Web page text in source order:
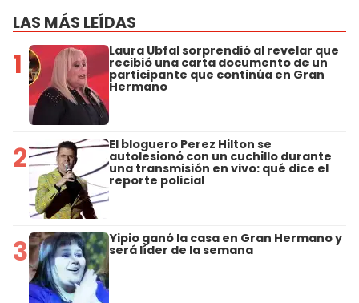
LAS MÁS LEÍDAS
1 Laura Ubfal sorprendió al revelar que
recibió una carta documento de un
participante que continúa en Gran
Hermano
2 El bloguero Perez Hilton se
autolesionó con un cuchillo durante
una transmisión en vivo: qué dice el
reporte policial
3 Yipio ganó la casa en Gran Hermano y
será líder de la semana